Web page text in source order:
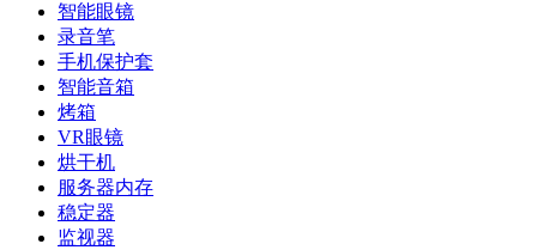
智能眼镜
录音笔
手机保护套
智能音箱
烤箱
VR眼镜
烘干机
服务器内存
稳定器
监视器